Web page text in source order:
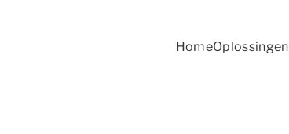
HomeOplossingen